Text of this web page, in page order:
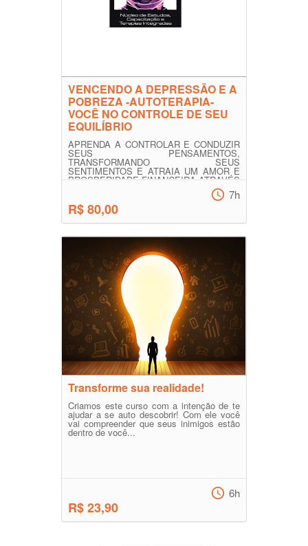
VENCENDO A DEPRESSÃO E A
POBREZA -AUTOTERAPIA-
VOCÊ NO CONTROLE DE SEU
EQUILÍBRIO
APRENDA A CONTROLAR E CONDUZIR
SEUS PENSAMENTOS,
TRANSFORMANDO SEUS
SENTIMENTOS E ATRAIA UM AMOR E
PROSPERIDADE FINANCEIRA ATRAVÉS
R$ 80,00
7h
Transforme sua realidade!
Criamos este curso com a intenção de te
ajudar a se auto descobrir! Com ele você
vai compreender que seus inimigos estão
dentro de você...
R$ 23,90
6h